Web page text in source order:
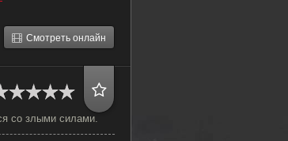
Смотреть онлайн
со злыми силами.